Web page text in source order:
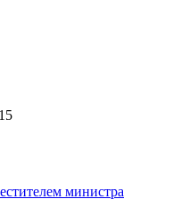
министра